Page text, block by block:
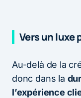
Vers un luxe
Au-delà de la
donc dans la
l’expérience